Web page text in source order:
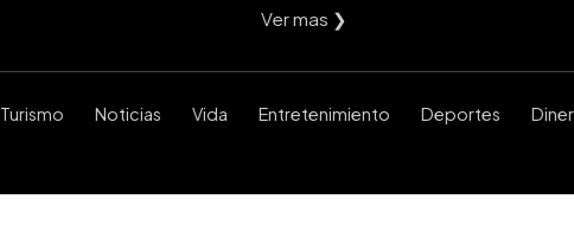
Ver mas ❯
Turismo Noticias Vida Entretenimiento Deportes